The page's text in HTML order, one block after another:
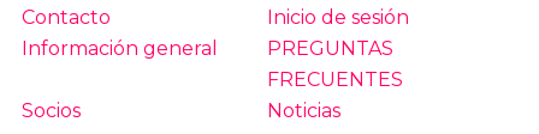
Contacto
Inicio de sesión
Información general
PREGUNTAS
FRECUENTES
Socios
Noticias